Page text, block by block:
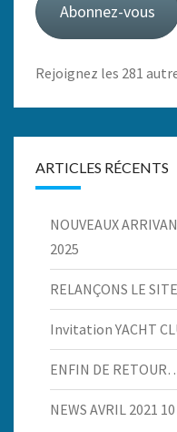
Abonnez-vous
Rejoignez les 281
ARTICLES RÉCENTS
NOUVEAUX
2025
RELANÇONS LE SITE
Invitation YACHT
ENFIN DE
NEWS AVRIL 2021